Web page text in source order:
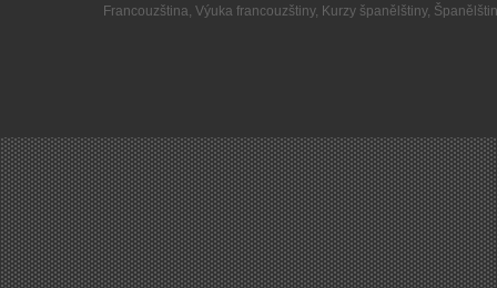
Francouzština,Výuka francouzštiny, Kurzy španělštiny,